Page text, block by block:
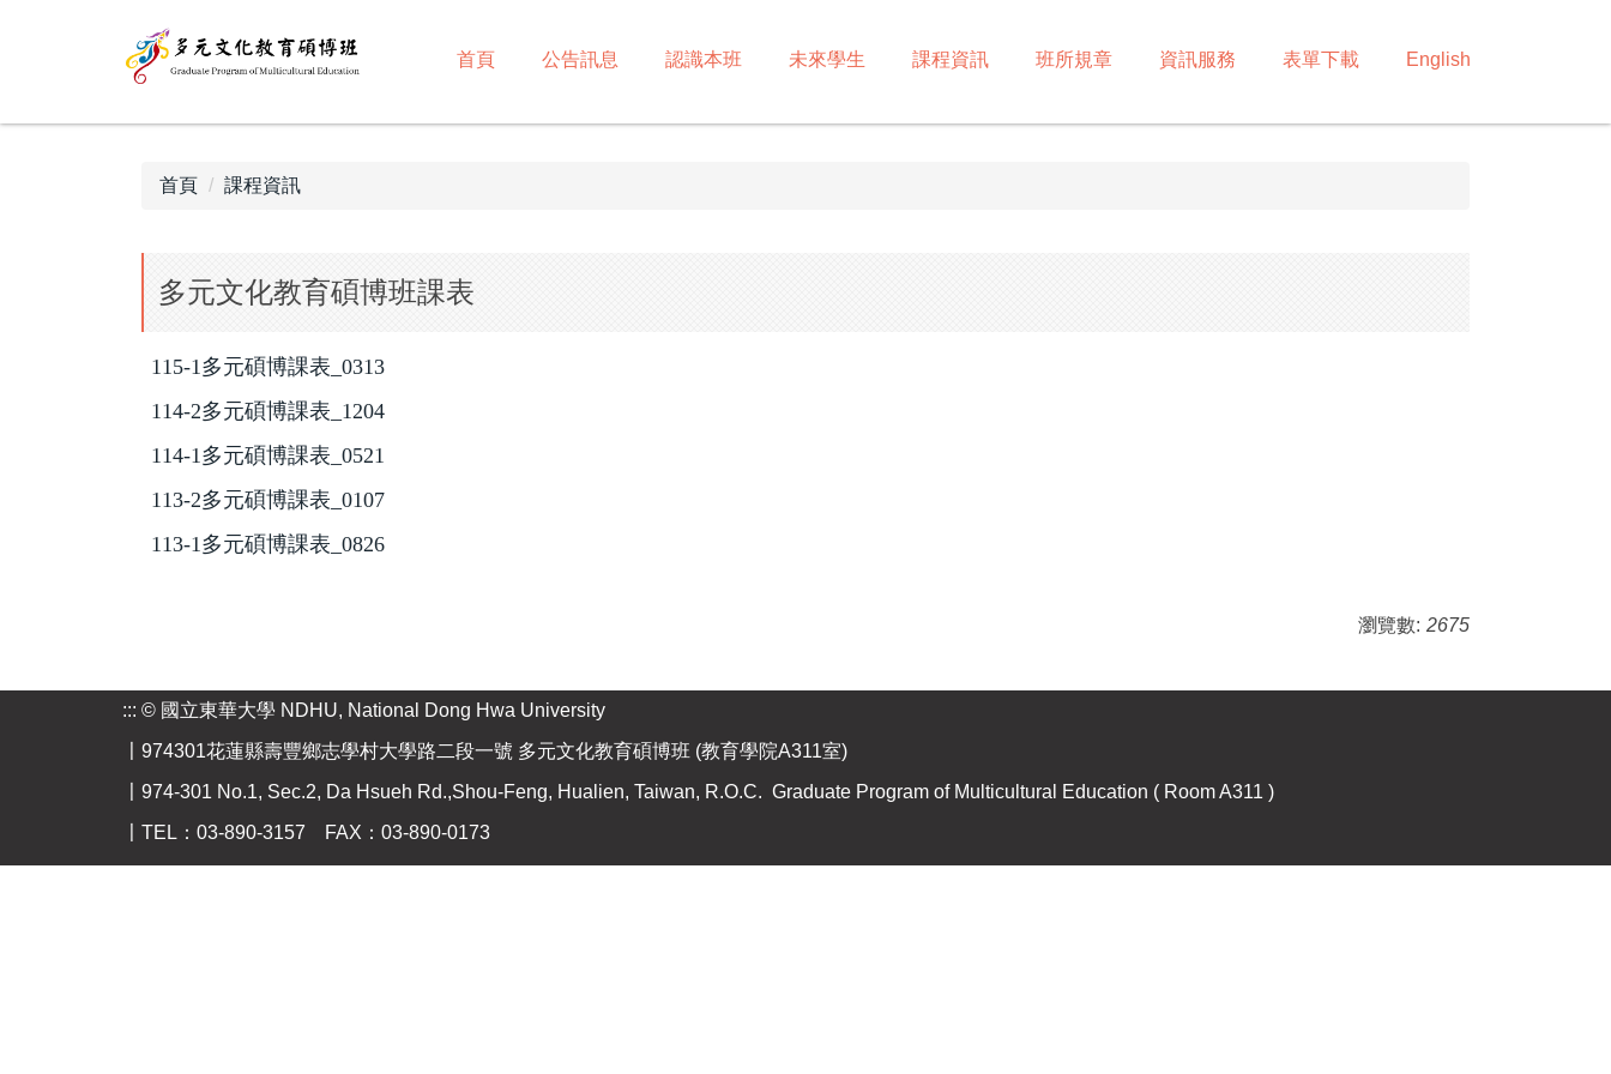
首頁 公告訊息 認識本班 未來學生 課程資訊 班所規章 資訊服務 表單下載 English
首頁 課程資訊
多元文化教育碩博班課表
115-1多元碩博課表_0313
114-2多元碩博課表_1204
114-1多元碩博課表_0521
113-2多元碩博課表_0107
113-1多元碩博課表_0826
瀏覽數: 2675
::: © 國立東華大學 NDHU, National Dong Hwa University
〡974301花蓮縣壽豐鄉志學村大學路二段一號 多元文化教育碩博班 (教育學院A311室)
〡974-301 No.1, Sec.2, Da Hsueh Rd.,Shou-Feng, Hualien, Taiwan, R.O.C. Graduate Program of Multicultural Education ( Room A311 )
〡TEL：03-890-3157 FAX：03-890-0173